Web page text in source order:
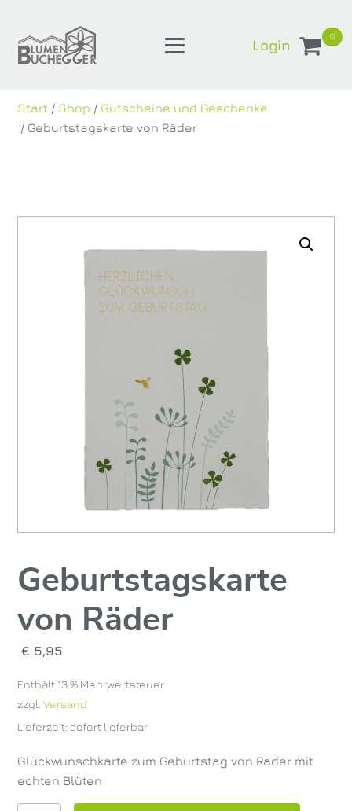
Login
0
Start / Shop / Gutscheine und Geschenke
/ Geburtstagskarte von Räder
Geburtstagskarte
von Räder
€ 5,95
Enthält 13 % Mehrwertsteuer
zzgl.Versand
Lieferzeit: sofort lieferbar
Glückwunschkarte zum Geburtstag von Räder mit
echten Blüten